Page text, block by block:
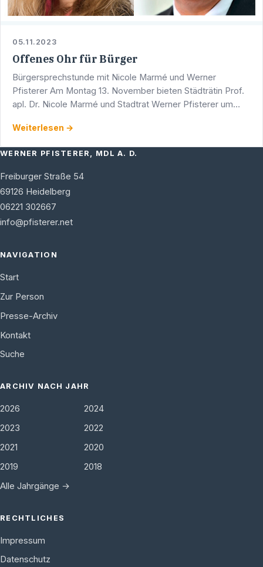
05.11.2023
Offenes Ohr für Bürger
Bürgersprechstunde mit Nicole Marmé und Werner
Pfisterer Am Montag 13. November bieten Städträtin Prof.
apl. Dr. Nicole Marmé und Stadtrat Werner Pfisterer um
…
Weiterlesen →
WERNER PFISTERER, MDL A. D.
Freiburger Straße 54
69126 Heidelberg
06221 302667
info@pfisterer.net
NAVIGATION
Start
Zur Person
Presse-Archiv
Kontakt
Suche
ARCHIV NACH JAHR
2026
2024
2023
2022
2021
2020
2019
2018
Alle Jahrgänge →
RECHTLICHES
Impressum
Datenschutz